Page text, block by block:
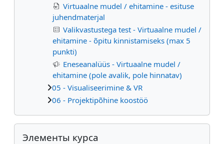
Virtuaalne mudel / ehitamine - esituse
juhendmaterjal
Valikvastustega test - Virtuaalne mudel /
ehitamine - õpitu kinnistamiseks (max 5
punkti)
Eneseanalüüs - Virtuaalne mudel /
ehitamine (pole avalik, pole hinnatav)
05 - Visualiseerimine & VR
06 - Projektipõhine koostöö
Пропустить Элементы курса
Элементы курса